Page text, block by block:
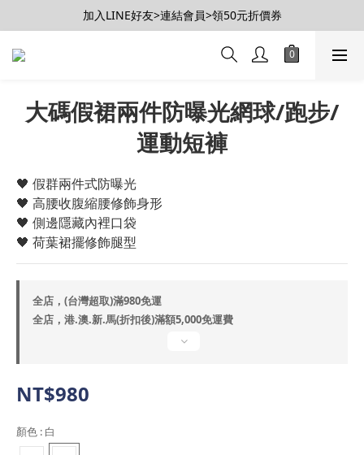
【會員推薦賞】推薦好朋友，拿100購物金
加入LINE好友>連結會員>領50元折價券
【會員推薦賞】推薦好朋友，拿100購物金
大碼假裙兩件防曝光網球/跑步/
運動短褲
🖤 假群兩件式防曝光
🖤 高腰收腹縮腰修飾身形
🖤 側邊隱藏內裡口袋
🖤 荷葉裙擺修飾腿型
全店，(台灣超取)滿980免運
全店，港.澳.新.馬(折扣後)滿額5,000免運費
NT$980
顏色 : 白